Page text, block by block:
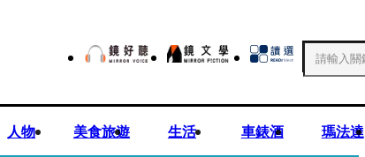
人物 美食旅遊 生活 車錶酒 瑪法達